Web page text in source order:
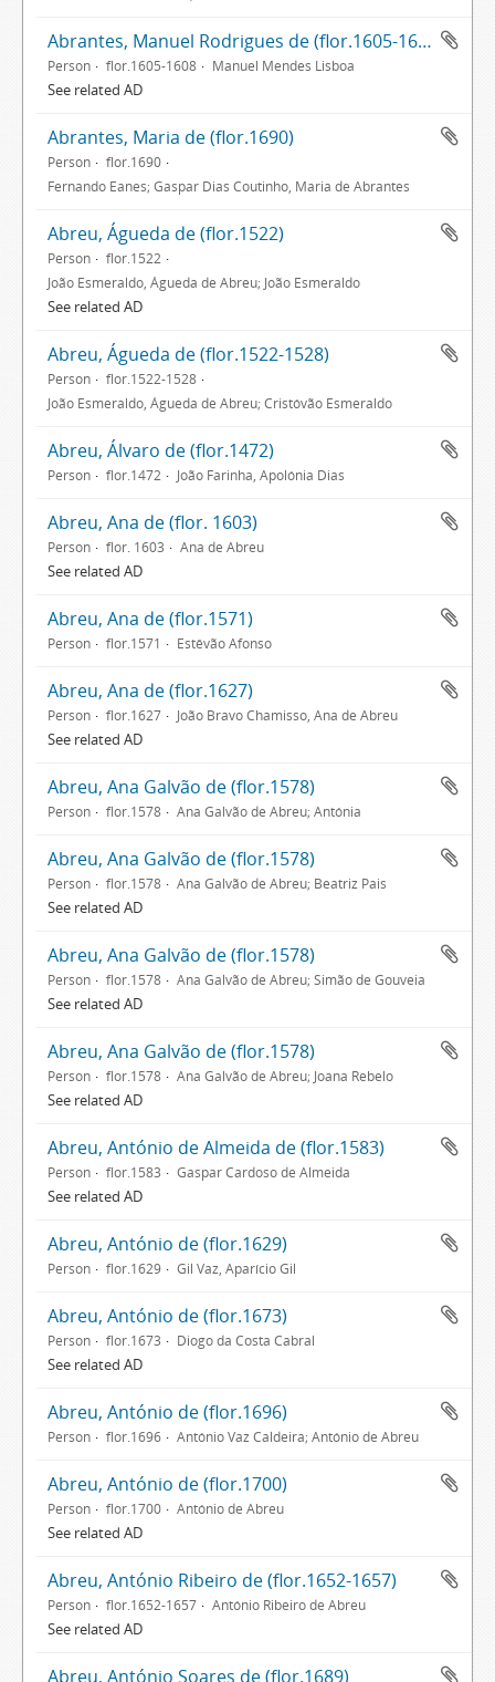
Abrantes, Manuel Rodrigues de (flor.1605-1608)
Person flor.1605-1608 Manuel Mendes Lisboa
See related AD
Abrantes, Maria de (flor.1690)
Person
flor.1690
Fernando Eanes; Gaspar Dias Coutinho, Maria de Abrantes
Abreu, Águeda de (flor.1522)
Person
flor.1522
João Esmeraldo, Águeda de Abreu; João Esmeraldo
See related AD
Abreu, Águeda de (flor.1522-1528)
Person
flor.1522-1528
João Esmeraldo, Águeda de Abreu; Cristóvão Esmeraldo
Abreu, Álvaro de (flor.1472)
Person flor.1472 João Farinha, Apolónia Dias
Abreu, Ana de (flor. 1603)
Person flor. 1603 Ana de Abreu
See related AD
Abreu, Ana de (flor.1571)
Person flor.1571 Estêvão Afonso
Abreu, Ana de (flor.1627)
Person flor.1627 João Bravo Chamisso, Ana de Abreu
See related AD
Abreu, Ana Galvão de (flor.1578)
Person flor.1578 Ana Galvão de Abreu; Antónia
Abreu, Ana Galvão de (flor.1578)
Person flor.1578 Ana Galvão de Abreu; Beatriz Pais
See related AD
Abreu, Ana Galvão de (flor.1578)
Person flor.1578 Ana Galvão de Abreu; Simão de Gouveia
See related AD
Abreu, Ana Galvão de (flor.1578)
Person flor.1578 Ana Galvão de Abreu; Joana Rebelo
See related AD
Abreu, António de Almeida de (flor.1583)
Person flor.1583 Gaspar Cardoso de Almeida
See related AD
Abreu, António de (flor.1629)
Person flor.1629 Gil Vaz, Aparício Gil
Abreu, António de (flor.1673)
Person flor.1673 Diogo da Costa Cabral
See related AD
Abreu, António de (flor.1696)
Person flor.1696 António Vaz Caldeira; António de Abreu
Abreu, António de (flor.1700)
Person flor.1700 António de Abreu
See related AD
Abreu, António Ribeiro de (flor.1652-1657)
Person flor.1652-1657 António Ribeiro de Abreu
See related AD
Abreu, António Soares de (flor.1689)